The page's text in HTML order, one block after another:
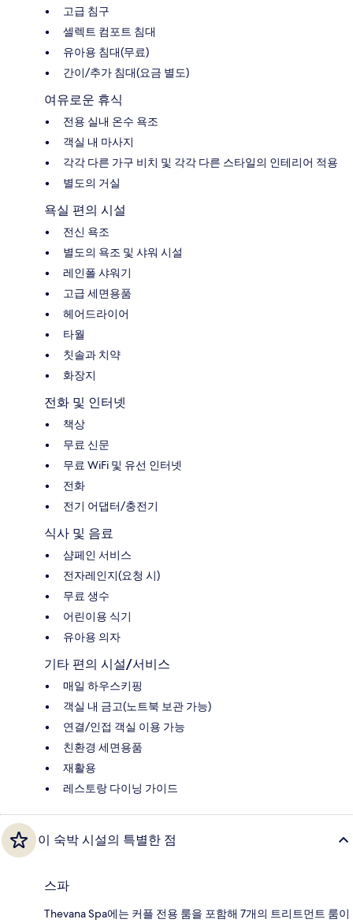
고급 침구
셀렉트 컴포트 침대
유아용 침대(무료)
간이/추가 침대(요금 별도)
여유로운 휴식
전용 실내 온수 욕조
객실 내 마사지
각각 다른 가구 비치 및 각각 다른 스타일의 인테리어 적용
별도의 거실
욕실 편의 시설
전신 욕조
별도의 욕조 및 샤워 시설
레인폴 샤워기
고급 세면용품
헤어드라이어
타월
칫솔과 치약
화장지
전화 및 인터넷
책상
무료 신문
무료 WiFi 및 유선 인터넷
전화
전기 어댑터/충전기
식사 및 음료
샴페인 서비스
전자레인지(요청 시)
무료 생수
어린이용 식기
유아용 의자
기타 편의 시설/서비스
매일 하우스키핑
객실 내 금고(노트북 보관 가능)
연결/인접 객실 이용 가능
친환경 세면용품
재활용
레스토랑 다이닝 가이드
이 숙박 시설의 특별한 점
스파
Thevana Spa에는 커플 전용 룸을 포함해 7개의 트리트먼트 룸이